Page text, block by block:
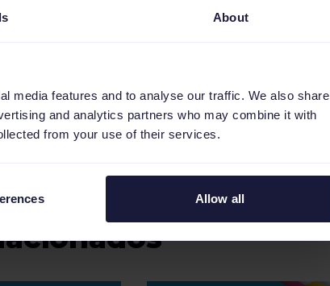
About
media features and to analyse our traffic. We also share
and analytics partners who may combine it with
from your use of their services.
Allow all